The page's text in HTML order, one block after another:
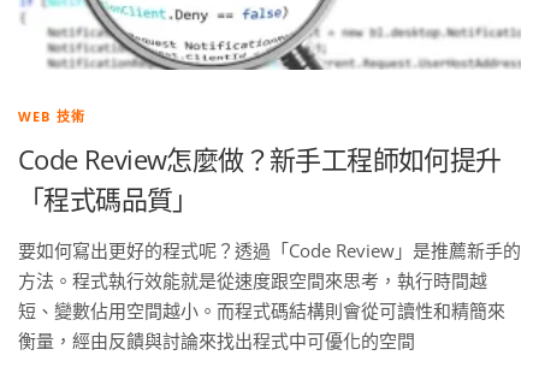
WEB 技術
Code Review怎麼做？新手工程師如何提升
「程式碼品質」
要如何寫出更好的程式呢？透過「Code Review」是推薦新手的
方法。程式執行效能就是從速度跟空間來思考，執行時間越
短、變數佔用空間越小。而程式碼結構則會從可讀性和精簡來
衡量，經由反饋與討論來找出程式中可優化的空間